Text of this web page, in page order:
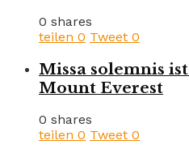
0 shares
teilen 0 Tweet 0
Missa solemnis
Mount Everest
0 shares
teilen 0 Tweet 0